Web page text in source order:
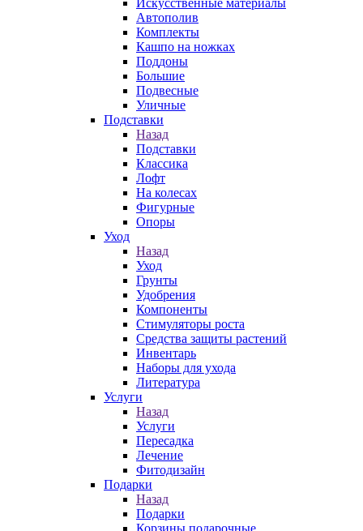
Искусственные материалы
Автополив
Комплекты
Кашпо на ножках
Поддоны
Большие
Подвесные
Уличные
Подставки
Назад
Подставки
Классика
Лофт
На колесах
Фигурные
Опоры
Уход
Назад
Уход
Грунты
Удобрения
Компоненты
Стимуляторы роста
Средства защиты растений
Инвентарь
Наборы для ухода
Литература
Услуги
Назад
Услуги
Пересадка
Лечение
Фитодизайн
Подарки
Назад
Подарки